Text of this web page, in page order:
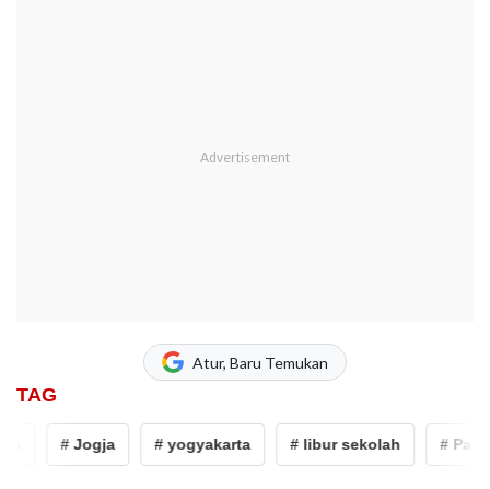
Atur, Baru Temukan
TAG
# Jogja # yogyakarta # libur sekolah #